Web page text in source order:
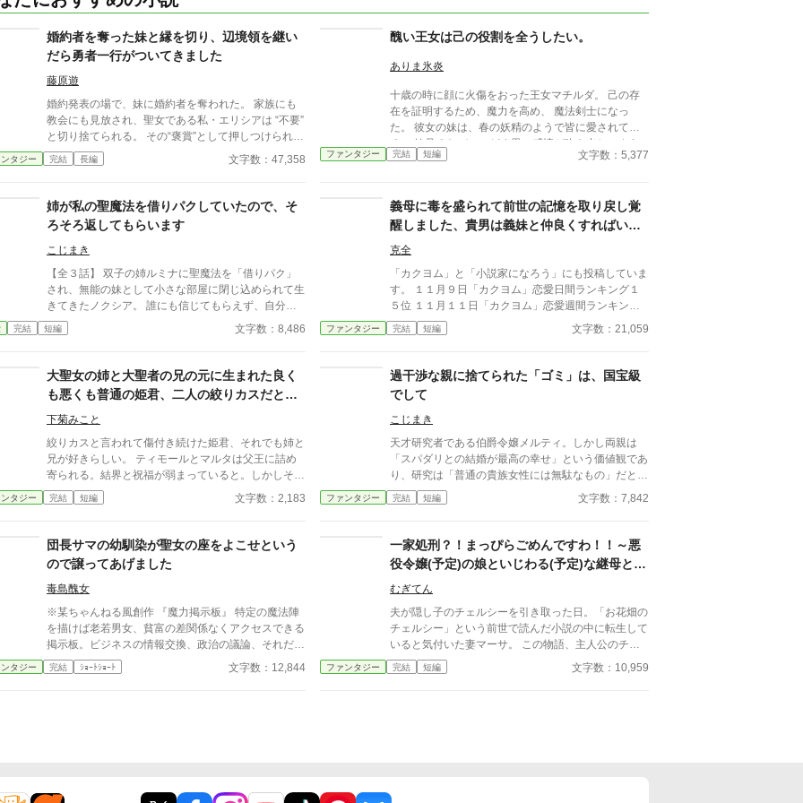
婚約者を奪った妹と縁を切り、辺境領を継い
だら勇者一行がついてきました
藤原遊
婚約発表の場で、妹に婚約者を奪われた。 家族にも
教会にも見放され、聖女である私・エリシアは “不要”
と切り捨てられる。 その“褒賞”として押しつけられた
のは―― 魔物と瘴気に覆われた、滅びかけの辺境領
だった。 けれど私は、絶望しなかった。 むしろ、生
外の出来事が起きる。 ――かつて共に魔王を倒し
た“勇者一行”が、次々と押しかけてきた。 「君をひと
りで行かせるわけがない」 そう言って微笑む勇者レ
オン。 村を守るため剣を抜く騎士。 魔導具を抱えて
駆けつける天才魔法使い。 物陰から見守る斥候は、
相変わらず不器用で優しい。 彼らと力を合わせ、私
は土地を浄化し、村を癒し、辺境の地に息を吹き返
す。 気づけば、魔物巣窟は制圧され、泉は澄み渡
り、鉱山もダンジョンも豊かに開き―― いつの間に
所。 そして、隣には――かつての仲間たちがいる。
捨てられた聖女が、仲間と共に辺境を立て直す。 こ
タジー 完結 長編 文字数：47,358
醜い王女は己の役割を全うしたい。
ありま氷炎
十歳の時に顔に火傷をおった王女マチルダ。 己の存
在を証明するため、魔力を高め、 魔法剣士になっ
た。 彼女の妹は、春の妖精のようで皆に愛されて
る。 妹見るたびに、どす黒い感情が吹き出し、さら
に己の醜さを自覚する。 騎士団で、魔獣狩りで名声
ファンタジー 完結 短編 文字数：5,377
姉が私の聖魔法を借りパクしていたので、そ
ろそろ返してもらいます
こじまき
【全３話】 双子の姉ルミナに聖魔法を「借りパク」
され、無能の妹として小さな部屋に閉じ込められて生
きてきたノクシア。 誰にも信じてもらえず、自分で
自分を疑ってすらいた彼女だったが、傷ついた一羽の
カラスを救ったことから運命が変わる。 奪われた力
になろうにも投稿します。
完結 短編 文字数：8,486
義母に毒を盛られて前世の記憶を取り戻し覚
醒しました、貴男は義妹と仲良くすればいい
わ。
克全
「カクヨム」と「小説家になろう」にも投稿していま
す。 １１月９日「カクヨム」恋愛日間ランキング１
５位 １１月１１日「カクヨム」恋愛週間ランキング
２２位 １１月１１日「カクヨム」恋愛月間ランキン
グ７１位 １１月４日「小説家になろう」恋愛異世界
ファンタジー 完結 短編 文字数：21,059
大聖女の姉と大聖者の兄の元に生まれた良く
も悪くも普通の姫君、二人の絞りカスだと影
で嘲笑されていたが実は一番神に祝福された
下菊みこと
絞りカスと言われて傷付き続けた姫君、それでも姉と
兄が好きらしい。 ティモールとマルタは父王に詰め
寄られる。結界と祝福が弱まっていると。しかしそれ
は当然だった。本当に神から愛されているのは、大聖
女のマルタでも大聖者のティモールでもなく、平凡な
ています。
タジー 完結 短編 文字数：2,183
過干渉な親に捨てられた「ゴミ」は、国宝級
でして
こじまき
天才研究者である伯爵令嬢メルティ。しかし両親は
「スパダリとの結婚が最高の幸せ」という価値観であ
り、研究は「普通の貴族女性には無駄なもの」だと彼
女を押さえつける。メルティは隠れて研究を続け家族
との共存をはかっていたが、母の「善意」により部屋
無理。わかり合えない」 メルティが考えた復讐は、
「両親が思い描いた最高の幸せ」を、彼ら自身の手で
叩き潰させることだった。 ※小説家になろうに投稿
しています。
ファンタジー 完結 短編 文字数：7,842
団長サマの幼馴染が聖女の座をよこせという
ので譲ってあげました
毒島醜女
※某ちゃんねる風創作 『魔力掲示板』 特定の魔法陣
を描けば老若男女、貧富の差関係なくアクセスできる
掲示板。ビジネスの情報交換、政治の議論、それだけ
でなく世間話のようなフランクなものまで存在する。
平民レベルの微力な魔力でも打ち込めるものから、貴
タジー 完結 ｼｮｰﾄｼｮｰﾄ 文字数：12,844
一家処刑？！まっぴらごめんですわ！！～悪
役令嬢(予定)の娘といじわる(予定)な継母と馬
鹿(現在進行形)な夫
むぎてん
夫が隠し子のチェルシーを引き取った日。「お花畑の
チェルシー」という前世で読んだ小説の中に転生して
いると気付いた妻マーサ。 この物語、主人公のチェ
ルシーは悪役令嬢だ。 最後は華麗な「ざまあ」の末
に一家全員の処刑で幕を閉じるバッドエンド‥‥‥な
ファンタジー 完結 短編 文字数：10,959